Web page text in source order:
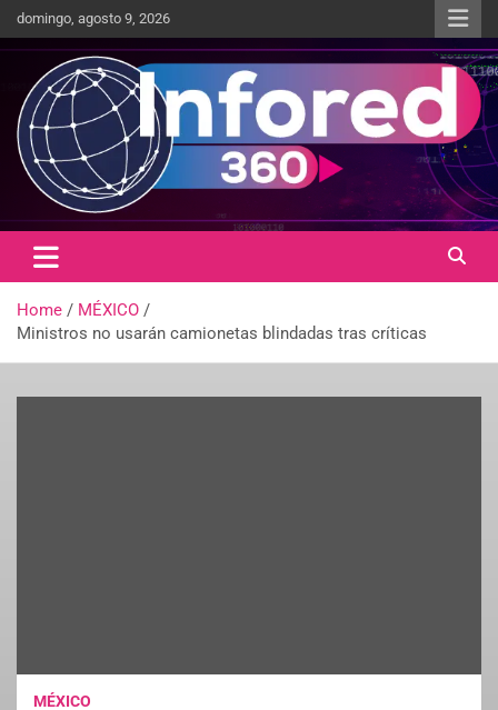
domingo, agosto 9, 2026
infored360.mx
Un giro en la información
Home
MÉXICO
Ministros no usarán camionetas blindadas tras críticas
MÉXICO